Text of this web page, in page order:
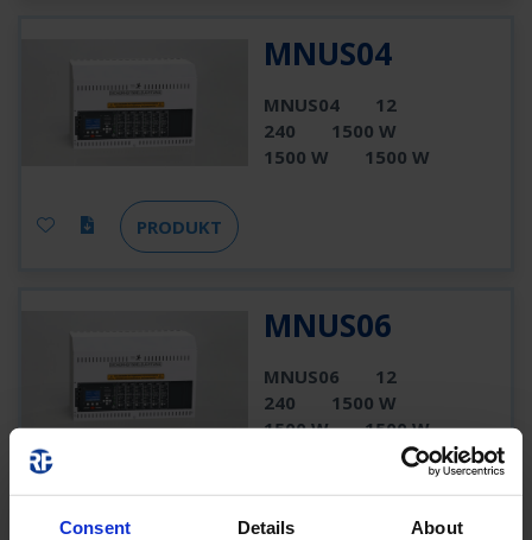
Consent Details About
MNUS04
MNUS04
12
240
1500 W
1500 W
1500 W
PRODUKT
MNUS06
MNUS06
12
240
1500 W
1500 W
1500 W
PRODUKT